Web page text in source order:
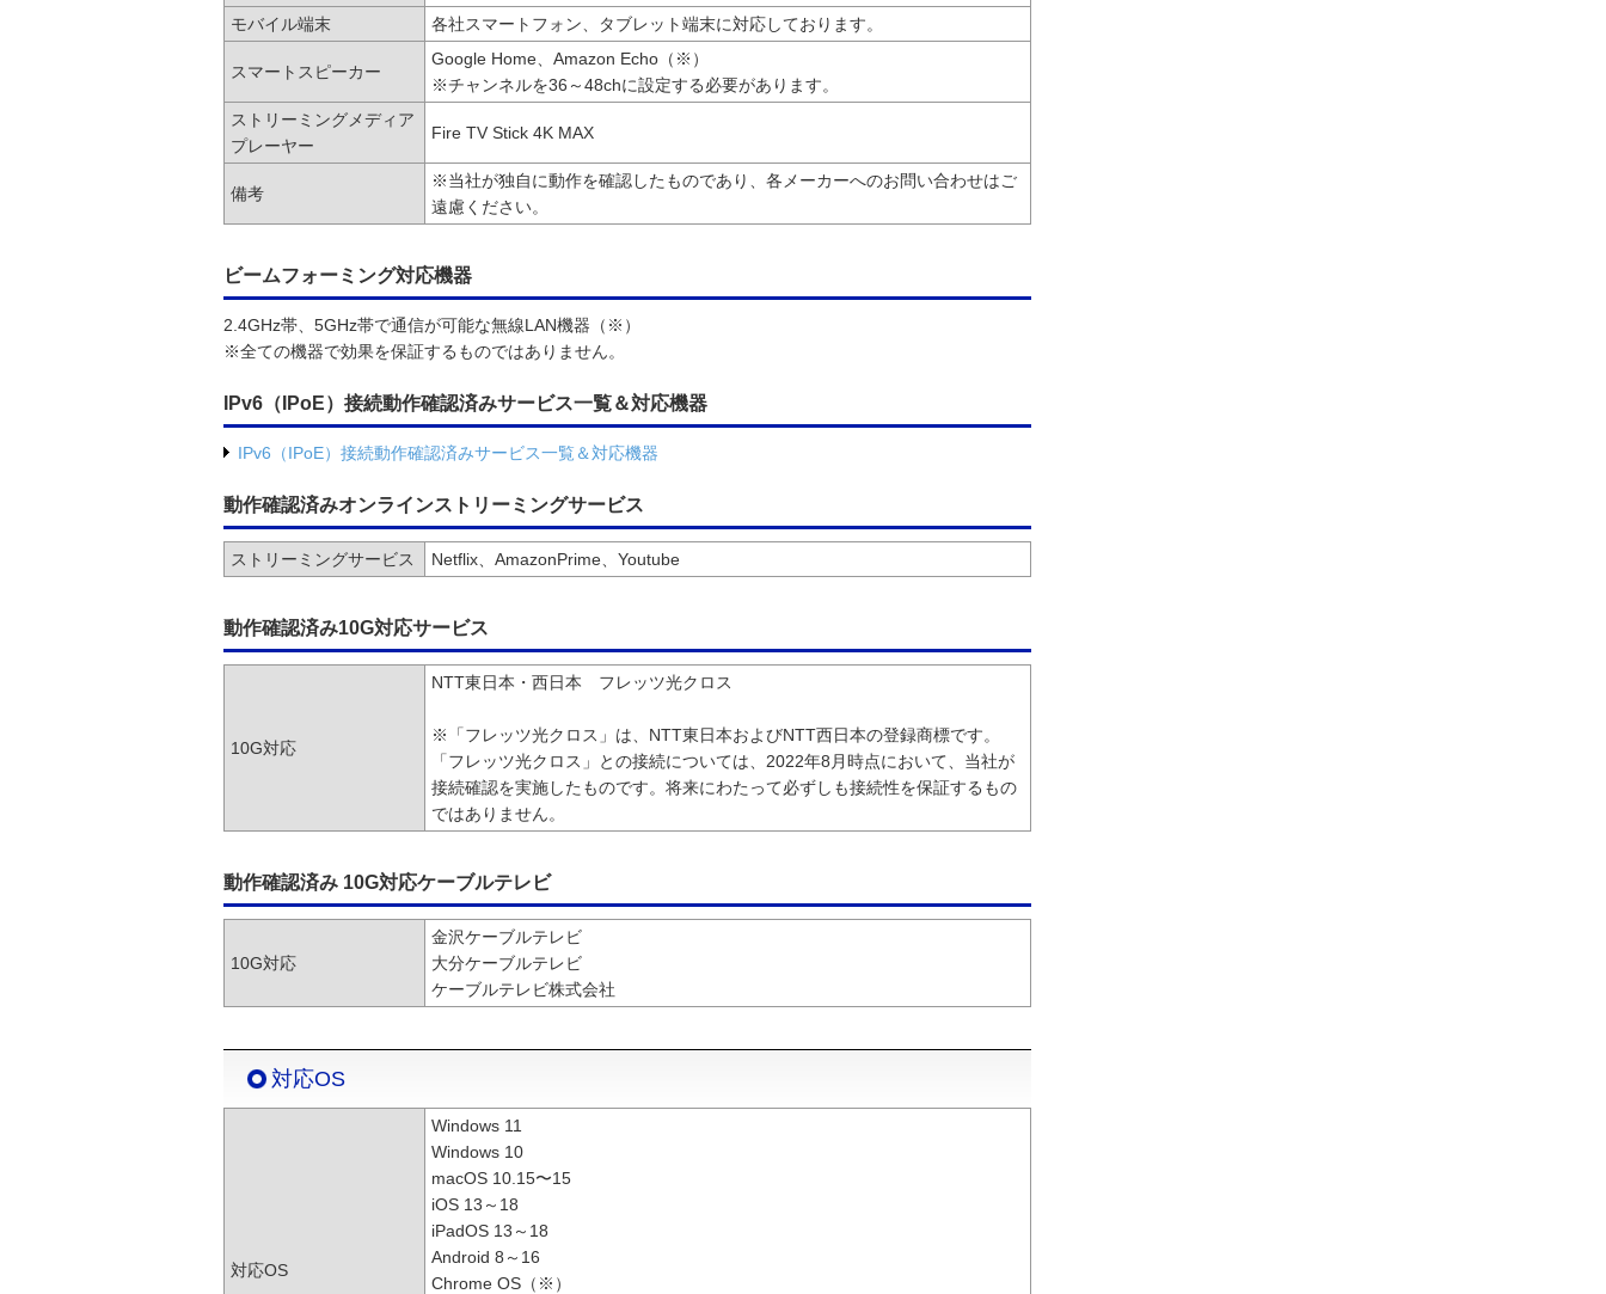
モバイル端末
各社スマートフォン、タブレット端末に対応しております。
スマートスピーカー
Google Home、Amazon Echo（※）
※チャンネルを36～48chに設定する必要があります。
ストリーミングメディア
プレーヤー
Fire TV Stick 4K MAX
備考
※当社が独自に動作を確認したものであり、各メーカーへのお問い合わせはご
遠慮ください。
ビームフォーミング対応機器
2.4GHz帯、5GHz帯で通信が可能な無線LAN機器（※）
※全ての機器で効果を保証するものではありません。
IPv6（IPoE）接続動作確認済みサービス一覧＆対応機器
IPv6（IPoE）接続動作確認済みサービス一覧＆対応機器
動作確認済みオンラインストリーミングサービス
ストリーミングサービス Netflix、AmazonPrime、Youtube
動作確認済み10G対応サービス
10G対応
NTT東日本・西日本 フレッツ光クロス
※「フレッツ光クロス」は、NTT東日本およびNTT西日本の登録商標です。
「フレッツ光クロス」との接続については、2022年8月時点において、当社が
接続確認を実施したものです。将来にわたって必ずしも接続性を保証するもの
ではありません。
動作確認済み 10G対応ケーブルテレビ
10G対応
金沢ケーブルテレビ
大分ケーブルテレビ
ケーブルテレビ株式会社
対応OS
対応OS
Windows 11
Windows 10
macOS 10.15〜15
iOS 13～18
iPadOS 13～18
Android 8～16
Chrome OS（※）